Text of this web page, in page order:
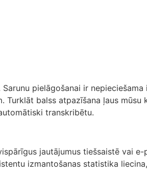
Sarunu pielāgošanai ir
balss atpazīšana ļaus
transkribētu.
jautājumus tiešsaistē vai
izmantošanas statistika